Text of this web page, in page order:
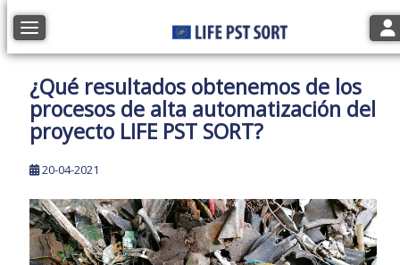
Toggle navigation
¿Qué resultados obtenemos de los
procesos de alta automatización del
proyecto LIFE PST SORT?
20-04-2021